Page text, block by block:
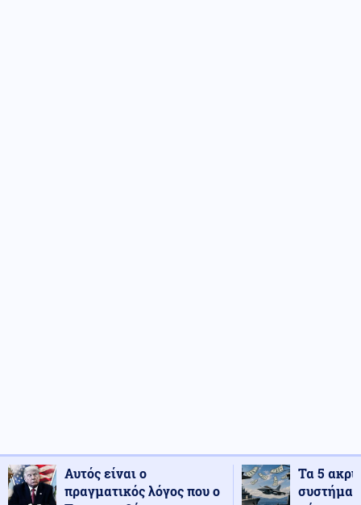
Αυτός είναι ο
πραγματικός λόγος που ο
Τα 5